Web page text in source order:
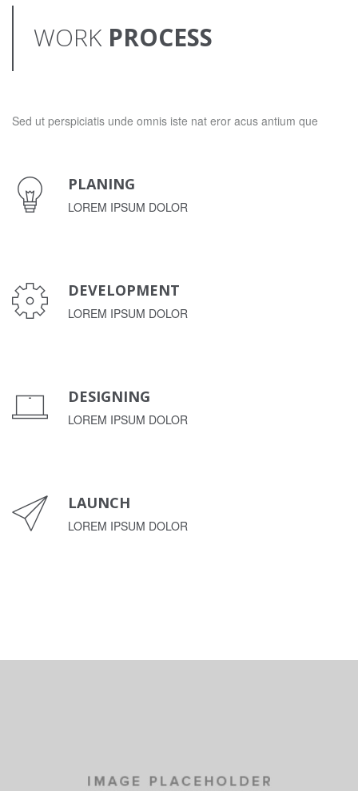
WORK PROCESS
Sed ut perspiciatis unde omnis iste nat eror acus antium que
PLANING
LOREM IPSUM DOLOR
DEVELOPMENT
LOREM IPSUM DOLOR
DESIGNING
LOREM IPSUM DOLOR
LAUNCH
LOREM IPSUM DOLOR